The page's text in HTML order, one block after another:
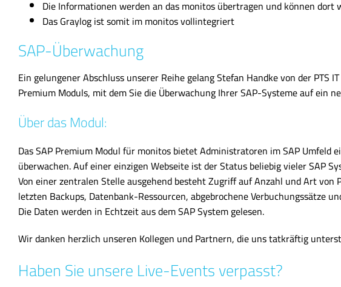
Die Informationen werden an das monitos übertragen und können
Das Graylog ist somit im monitos vollintegriert
SAP-Überwachung
Ein gelungener Abschluss unserer Reihe gelang Stefan Handke von der PTS
Premium Moduls, mit dem Sie die Überwachung Ihrer SAP-Systeme auf ein
Über das Modul:
Das SAP Premium Modul für monitos bietet Administratoren im SAP
überwachen. Auf einer einzigen Webseite ist der Status beliebig vieler SAP
Von einer zentralen Stelle ausgehend besteht Zugriff auf Anzahl und Art von
letzten Backups, Datenbank-Ressourcen, abgebrochene Verbuchungssätze
Die Daten werden in Echtzeit aus dem SAP System gelesen.
Wir danken herzlich unseren Kollegen und Partnern, die uns tatkräftig
Haben Sie unsere Live-Events verpasst?